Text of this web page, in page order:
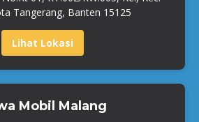
Tangerang, Banten 15125
Lihat Lokasi
Mobil Malang